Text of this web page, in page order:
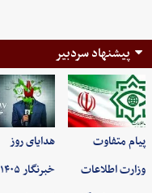
پیشنهاد سردبیر
پیام متفاوت
وزارت اطلاعات
هدایای روز
خبرنگار ۱۴۰۵